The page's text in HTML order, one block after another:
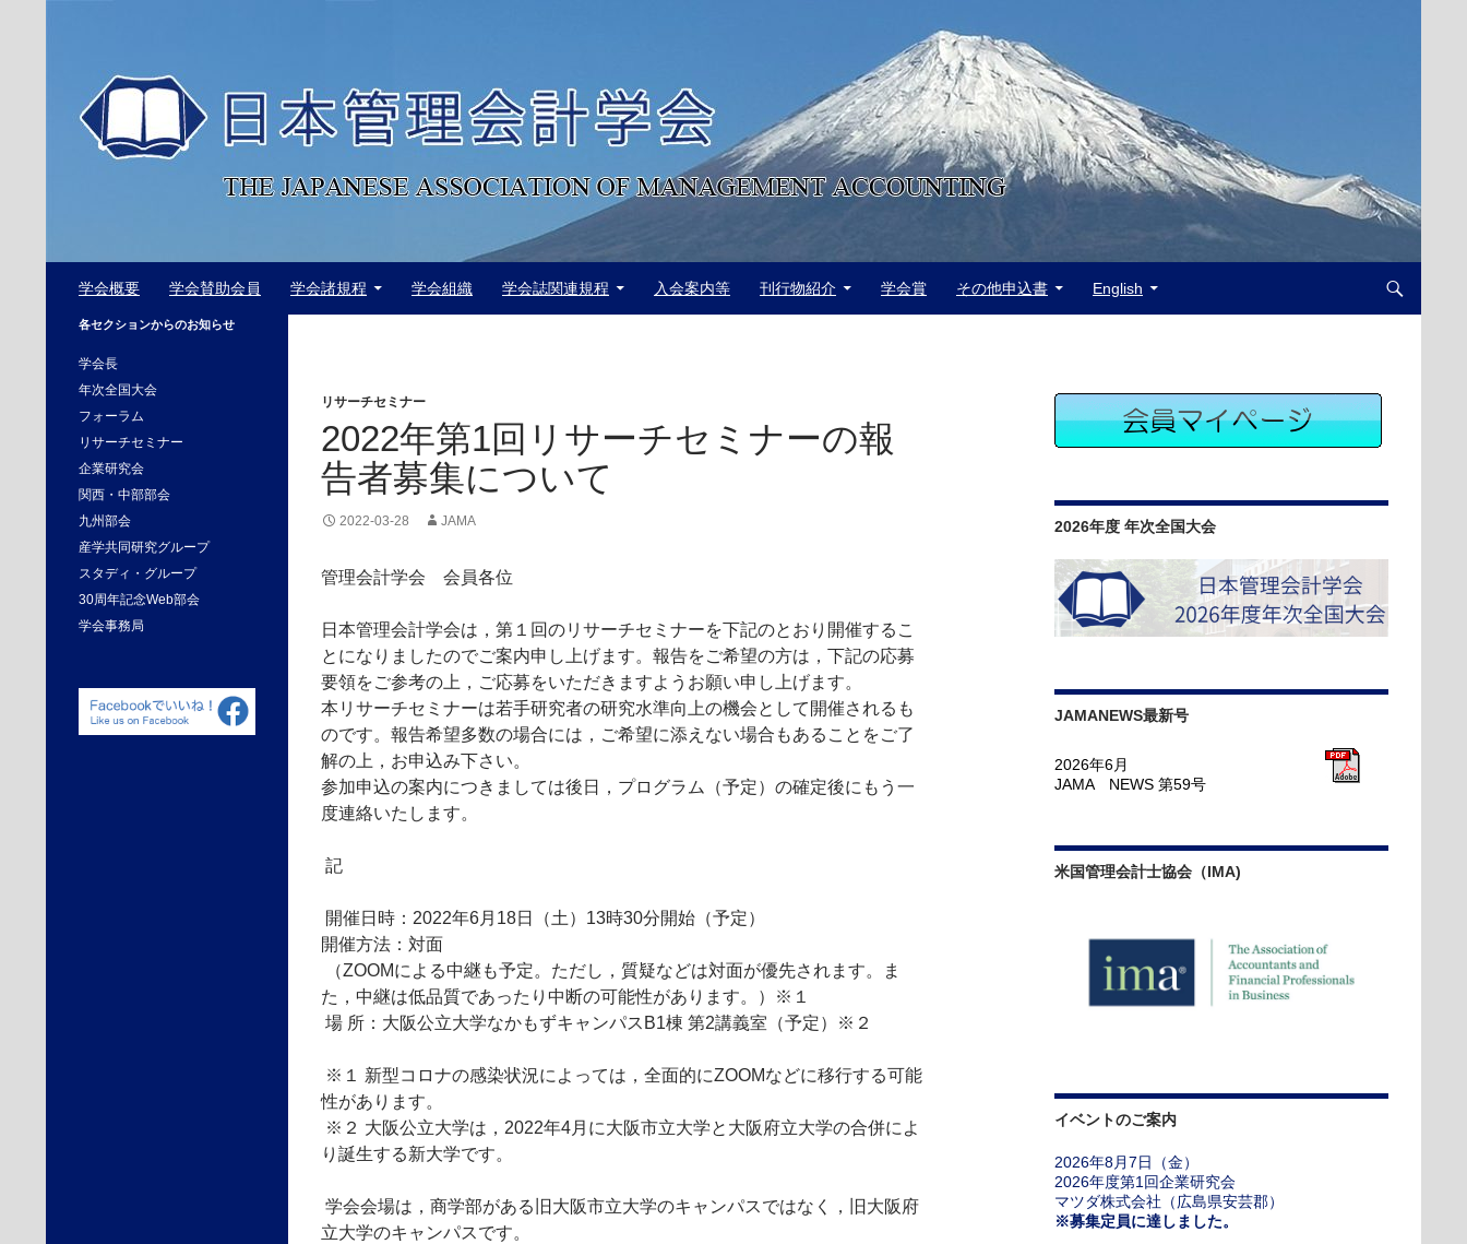
日本管理会計学会
学会概要 学会賛助会員 学会諸規程 学会組織 学会誌関連規程 入会案内等 刊行物紹介 学会賞 その他申込書 English
リサーチセミナー
2022年第1回リサーチセミナーの報
告者募集について
2022-03-28 JAMA
管理会計学会 会員各位
日本管理会計学会は，第１回のリサーチセミナーを下記のとおり開催するこ
とになりましたのでご案内申し上げます。報告をご希望の方は，下記の応募
要領をご参考の上，ご応募をいただきますようお願い申し上げます。
本リサーチセミナーは若手研究者の研究水準向上の機会として開催されるも
のです。報告希望多数の場合には，ご希望に添えない場合もあることをご了
解の上，お申込み下さい。
参加申込の案内につきましては後日，プログラム（予定）の確定後にもう一
度連絡いたします。
記
開催日時：2022年6月18日（土）13時30分開始（予定）
開催方法：対面
（ZOOMによる中継も予定。ただし，質疑などは対面が優先されます。ま
た，中継は低品質であったり中断の可能性があります。）※１
場 所：大阪公立大学なかもずキャンパスB1棟 第2講義室（予定）※２
※１ 新型コロナの感染状況によっては，全面的にZOOMなどに移行する可能
性があります。
※２ 大阪公立大学は，2022年4月に大阪市立大学と大阪府立大学の合併によ
り誕生する新大学です。
学会会場は，商学部がある旧大阪市立大学のキャンパスではなく，旧大阪府
立大学のキャンパスです。
2026年度 年次全国大会
JAMANEWS最新号
2026年6月
JAMA NEWS 第59号
米国管理会計士協会（IMA)
イベントのご案内
2026年8月7日（金）
2026年度第1回企業研究会
マツダ株式会社（広島県安芸郡）
※募集定員に達しました。
The Japanese Association of
各セクションからのお知らせ
学会長
年次全国大会
フォーラム
リサーチセミナー
企業研究会
関西・中部部会
九州部会
産学共同研究グループ
スタディ・グループ
30周年記念Web部会
学会事務局